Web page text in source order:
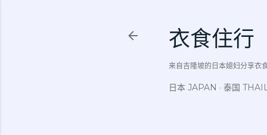
衣食住行
来自吉隆坡的日本媳妇分享
日本 JAPAN 泰国